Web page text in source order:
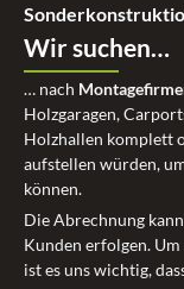
Wir suchen…
… nach
Holzgaragen,
Holzhallen komplett
aufstellen würden,
können.
Die Abrechnung
Kunden erfolgen.
ist es uns wichtig,